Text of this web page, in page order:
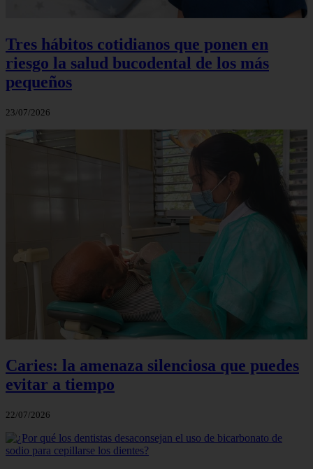
Tres hábitos cotidianos que ponen en
riesgo la salud bucodental de los más
pequeños
23/07/2026
Caries: la amenaza silenciosa que puedes
evitar a tiempo
22/07/2026